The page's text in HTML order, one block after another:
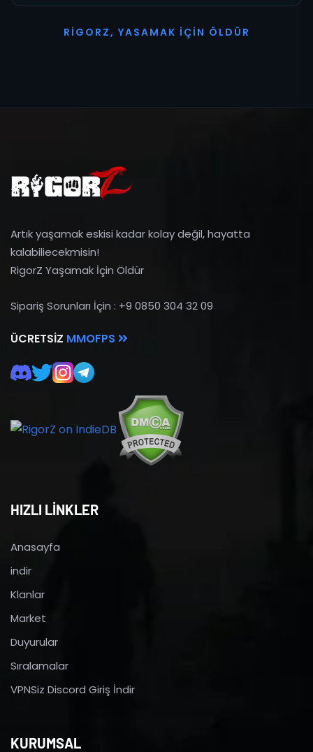
R I G O R Z, YASAMAK İ ÇI N Ö L D Ü R
Artık yaşamak eskisi kadar kolay değil, hayatta
kalabiliecekmisin!
RigorZ Yaşamak İçin Öldür
Sipariş Sorunları İçin : +9 0850 304 32 09
ÜCRETSIZ MMOFPS
HIZLI LİNKLER
Anasayfa
indir
Klanlar
Market
Duyurular
Sıralamalar
VPNSiz Discord Giriş İndir
KURUMSAL